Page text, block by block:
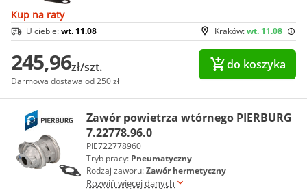
Kup na raty
Kraków:wt. 11.08
U ciebie:wt. 11.08
245,96zł/szt.
Darmowa dostawa od 250 zł
do koszyka
Zawór powietrza wtórnego PIERBURG
7.22778.96.0
PIE722778960
Tryb pracy: Pneumatyczny
Rodzaj zaworu:Zawór hermetyczny
Rozwiń więcej danych